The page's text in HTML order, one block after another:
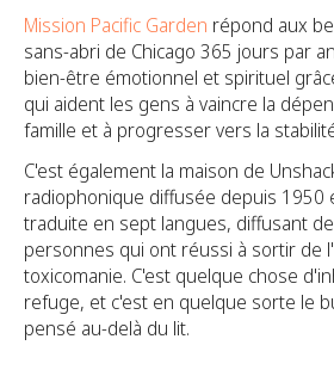
Mission Pacific Garden répond aux
sans-abri de Chicago 365 jours par
bien-être émotionnel et spirituel
qui aident les gens à vaincre la
famille et à progresser vers la
C'est également la maison de
radiophonique diffusée depuis 1950
traduite en sept langues, diffusant
personnes qui ont réussi à sortir de
toxicomanie. C'est quelque chose
refuge, et c'est en quelque sorte le
pensé au-delà du lit.